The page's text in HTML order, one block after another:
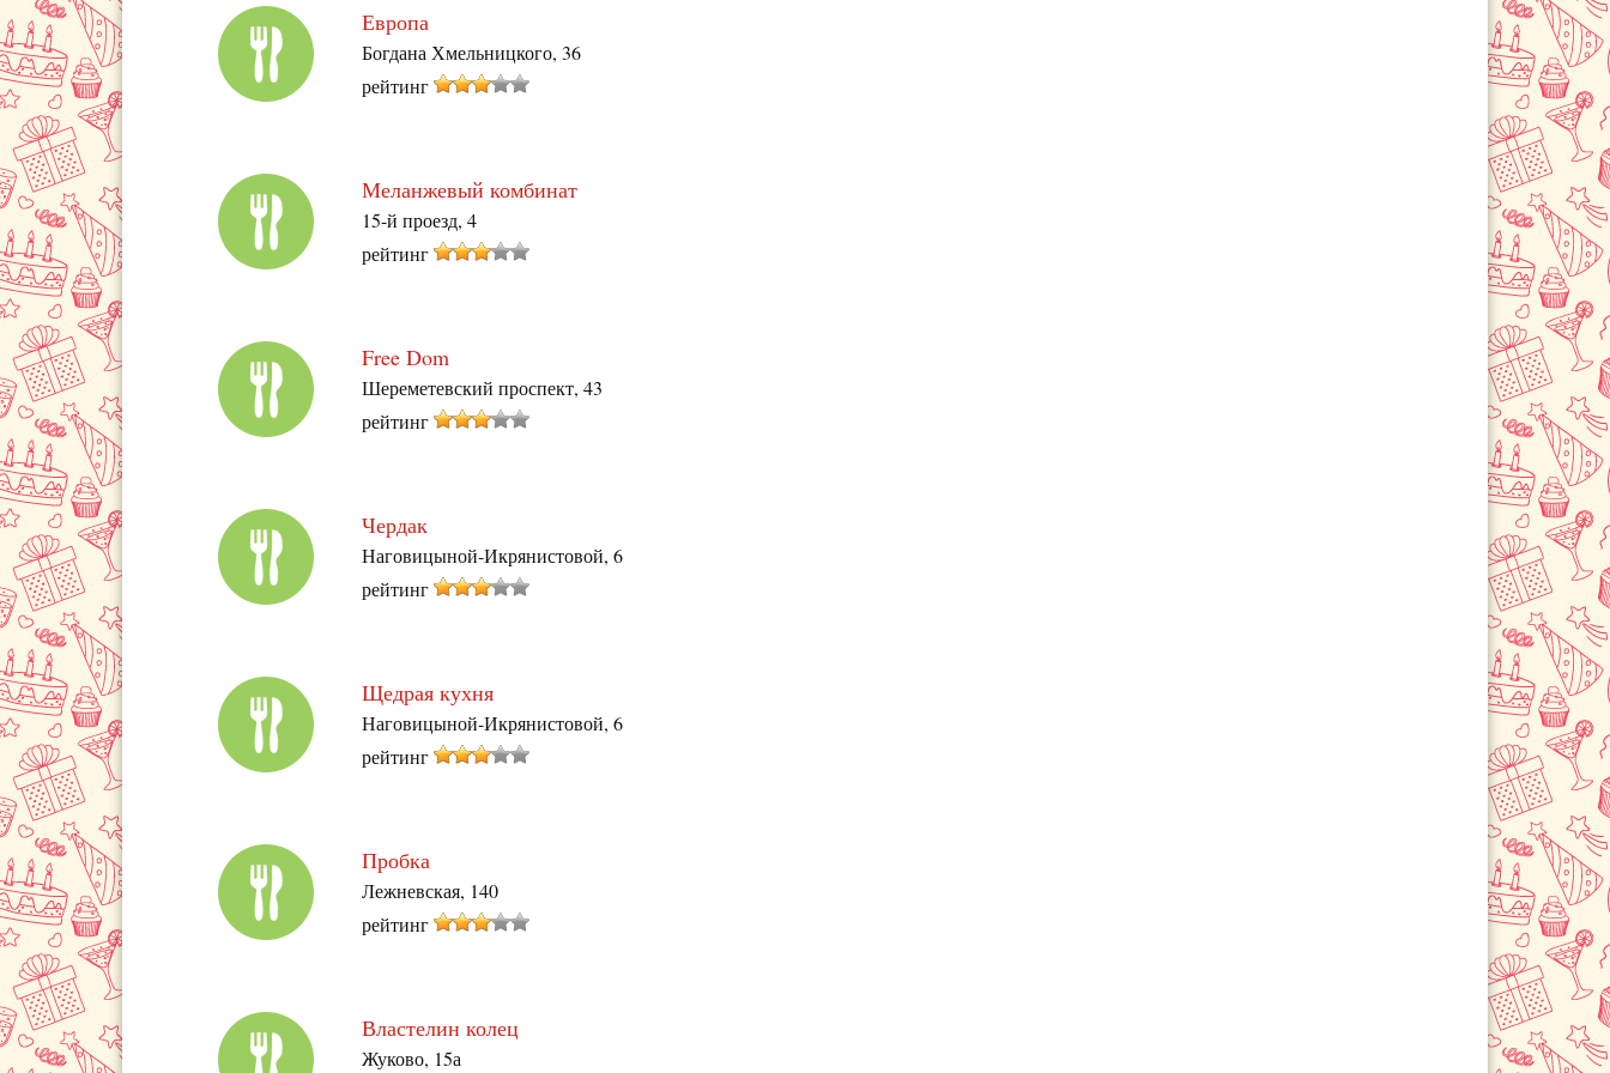
Европа
Богдана Хмельницкого, 36
рейтинг
Меланжевый комбинат
15-й проезд, 4
рейтинг
Free Dom
Шереметевский проспект, 43
рейтинг
Чердак
Наговицыной-Икрянистовой, 6
рейтинг
Щедрая кухня
Наговицыной-Икрянистовой, 6
рейтинг
Пробка
Лежневская, 140
рейтинг
Властелин колец
Жуково, 15а